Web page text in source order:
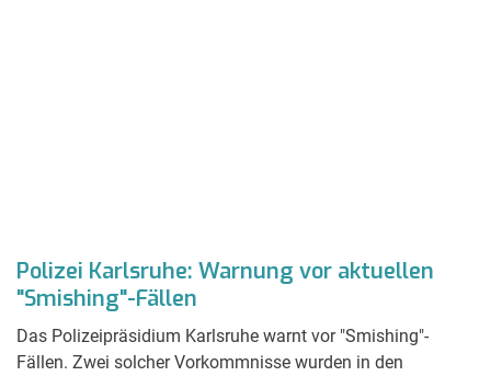
Polizei Karlsruhe: Warnung vor aktuellen
"Smishing"-Fällen
Das Polizeipräsidium Karlsruhe warnt vor "Smishing"-
Fällen. Zwei solcher Vorkommnisse wurden in den